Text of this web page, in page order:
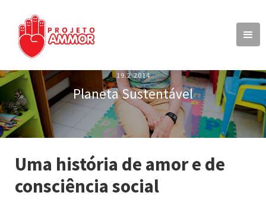
19.2.2014
Planeta Sustentável
Uma história de amor e de
consciência social